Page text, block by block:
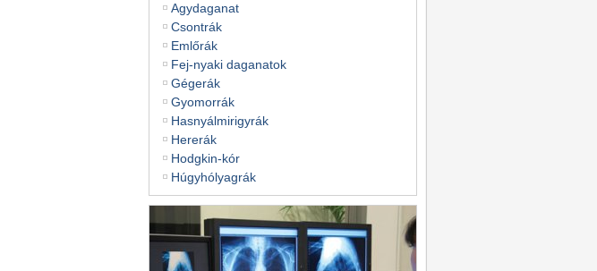
Agydaganat
Csontrák
Emlőrák
Fej-nyaki daganatok
Gégerák
Gyomorrák
Hasnyálmirigyrák
Hererák
Hodgkin-kór
Húgyhólyagrák